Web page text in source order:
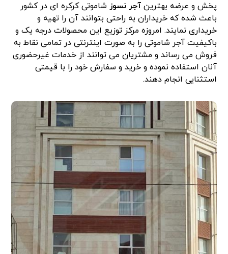
پخش و عرضه بهترینآجر نسوز شاموتی کرکره ای در کشور
باعث شده که خریداران به راحتی بتوانند آن را تهیه و
خریداری نمایند. امروزه مرکز توزیع این محصولات درجه یک و
باکیفیت آجر شاموتی را به صورت اینترنتی در تمامی نقاط به
فروش می رساند و مشتریان می توانند از خدمات غیرحضوری
آنان استفاده نموده و خرید و سفارش خود را با قیمتی
استثنایی انجام دهند.